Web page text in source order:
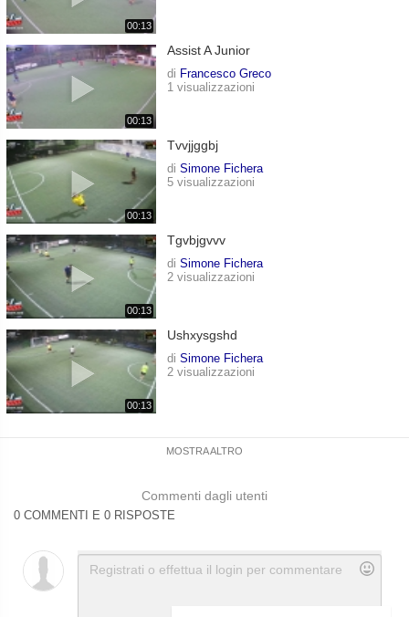
00:13
00:13
Assist A Junior
di Francesco Greco
1 visualizzazioni
00:13
Tvvjjggbj
di Simone Fichera
5 visualizzazioni
00:13
Tgvbjgvvv
di Simone Fichera
2 visualizzazioni
00:13
Ushxysgshd
di Simone Fichera
2 visualizzazioni
MOSTRA ALTRO
Commenti dagli utenti
0 COMMENTI E 0 RISPOSTE